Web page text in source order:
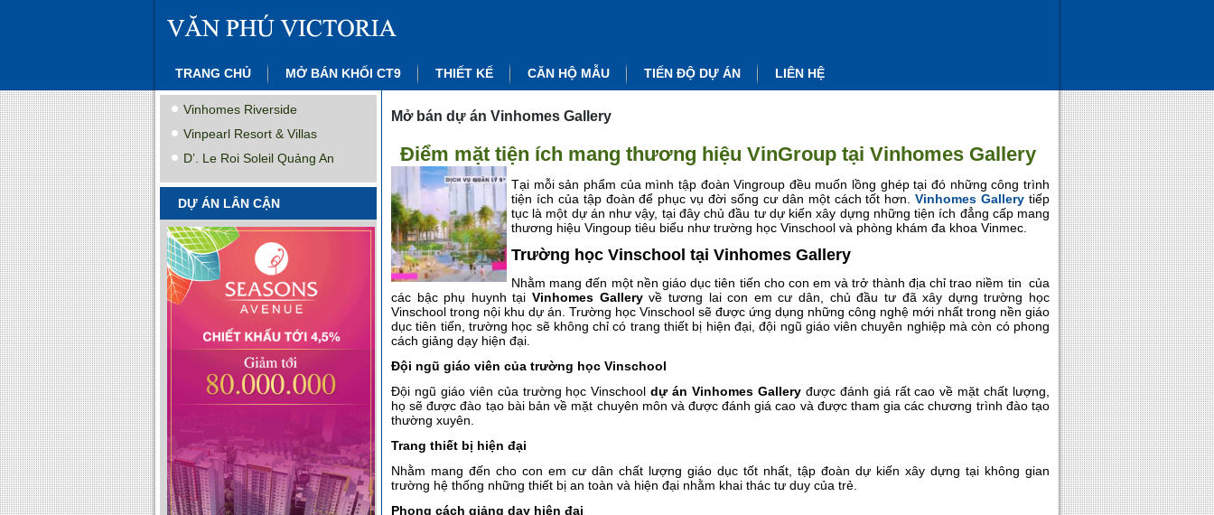
TRANG CHỦ MỞ BÁN KHỐI CT9 THIẾT KẾ CĂN HỘ MẪU TIẾN ĐỘ DỰ ÁN LIÊN HỆ
Vinhomes Riverside
Vinpearl Resort & Villas
D’. Le Roi Soleil Quảng An
DỰ ÁN LÂN CẬN
Mở bán dự án Vinhomes Gallery
Điểm mặt tiện ích mang thương hiệu VinGroup tại Vinhomes Gallery
Tại mỗi sản phẩm của mình tập đoàn Vingroup đều muốn lồng ghép tại đó những công trình
tiện ích của tập đoàn để phục vụ đời sống cư dân một cách tốt hơn.Vinhomes Gallery tiếp
tục là một dự án như vậy, tại đây chủ đầu tư dự kiến xây dựng những tiện ích đẳng cấp mang
thương hiệu Vingoup tiêu biểu như trường học Vinschool và phòng khám đa khoa Vinmec.
Trường học Vinschool tại Vinhomes Gallery
Nhằm mang đến một nền giáo dục tiên tiến cho con em và trở thành địa chỉ trao niềm tin của
các bậc phụ huynh tạiVinhomes Galleryvề tương lai con em cư dân, chủ đầu tư đã xây dựng trường học
Vinschool trong nội khu dự án. Trường học Vinschool sẽ được ứng dụng những công nghệ mới nhất trong nền giáo
dục tiên tiến, trường học sẽ không chỉ có trang thiết bị hiện đại, đội ngũ giáo viên chuyên nghiệp mà còn có phong
cách giảng dạy hiện đại.
Đội ngũ giáo viên của trường học Vinschool
Đội ngũ giáo viên của trường học Vinschooldự án Vinhomes Galleryđược đánh giá rất cao về mặt chất lượng,
họ sẽ được đào tạo bài bản về mặt chuyên môn và được đánh giá cao và được tham gia các chương trình đào tạo
thường xuyên.
Trang thiết bị hiện đại
Nhằm mang đến cho con em cư dân chất lượng giáo dục tốt nhất, tập đoàn dự kiến xây dựng tại không gian
trường hệ thống những thiết bị an toàn và hiện đại nhằm khai thác tư duy của trẻ.
Phong cách giảng dạy hiện đại